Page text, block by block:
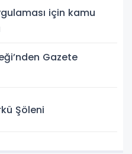
için kamu
Gazete
Şöleni